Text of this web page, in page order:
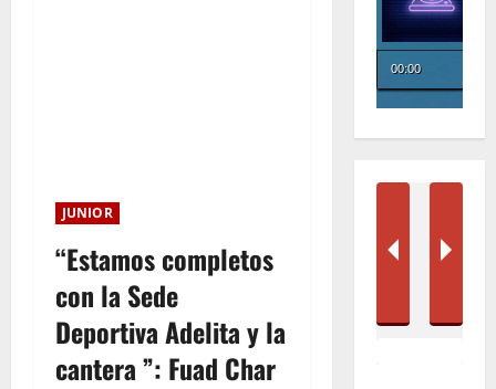
JUNIOR
“Estamos completos
con la Sede
Deportiva Adelita y la
cantera ”: Fuad Char